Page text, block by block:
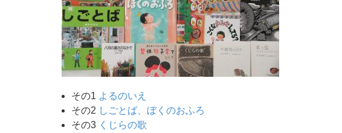
その1 よるのいえ
その2 しごとば、ぼくのおふろ
その3 くじらの歌